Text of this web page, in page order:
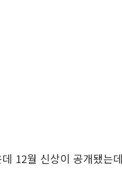
12월 신상이 공개됐는